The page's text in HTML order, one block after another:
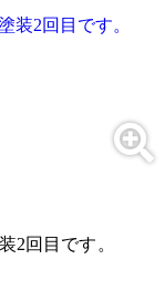
2回目です。